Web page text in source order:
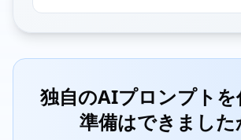
独自のAIプロンプトを
準備はできました